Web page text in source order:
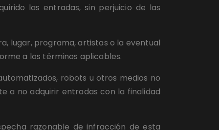
las entradas, sin perjuicio de las
lugar, programa, artistas o la eventual
a los términos aplicables.
robots u otros medios no
a no adquirir entradas con la finalidad
razonable de infracción de esta